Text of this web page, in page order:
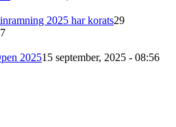
2025 har korats29
202515 september, 2025 - 08:56